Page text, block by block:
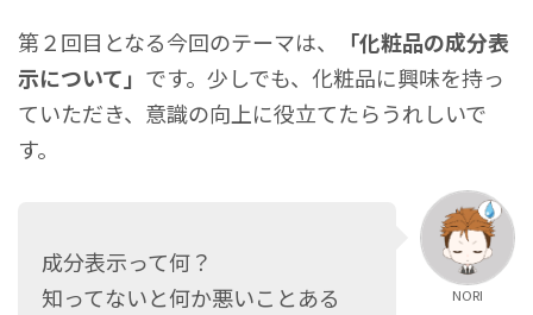
第２回目となる今回のテーマは、
「化粧品の成分表
示について」 です。少しでも、化粧品に興味を持っ
ていただき、意識の向上に役立てたらうれしいで
す。
成分表示って何？
知ってないと何か悪いことある
NORI